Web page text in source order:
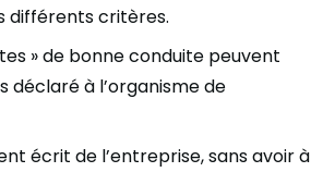
différents critères.
» de bonne conduite peuvent
déclaré à l’organisme de
écrit de l’entreprise, sans avoir à